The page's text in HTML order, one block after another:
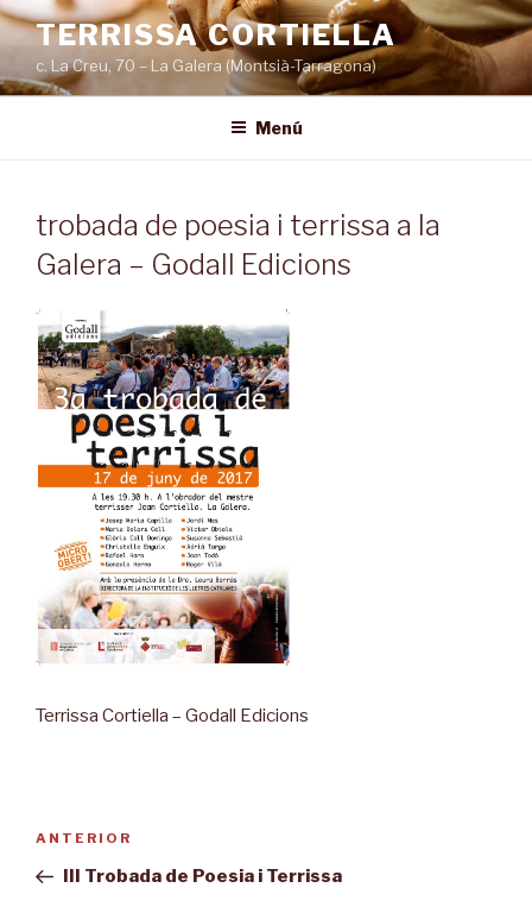
Vés
al
contingut
TERRISSA CORTIELLA
c. La Creu, 70 – La Galera (Montsià-Tarragona)
Menú
trobada de poesia i terrissa a la
Galera – Godall Edicions
Terrissa Cortiella – Godall Edicions
Entrada
anterior
ANTERIOR
III Trobada de Poesia i Terrissa